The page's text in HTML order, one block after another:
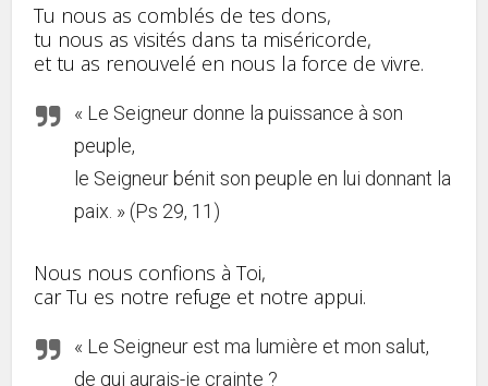
Tu nous as comblés de tes dons,
tu nous as visités dans ta miséricorde,
et tu as renouvelé en nous la force de vivre.
« Le Seigneur donne la puissance à son
peuple,
le Seigneur bénit son peuple en lui donnant la
paix. » (Ps 29, 11)
Nous nous confions à Toi,
car Tu es notre refuge et notre appui.
« Le Seigneur est ma lumière et mon salut,
de qui aurais-je crainte ?